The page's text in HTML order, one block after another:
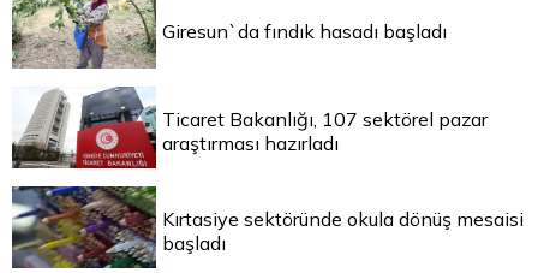
Giresun`da fındık hasadı başladı
Ticaret Bakanlığı, 107 sektörel pazar
araştırması hazırladı
Kırtasiye sektöründe okula dönüş mesaisi
başladı